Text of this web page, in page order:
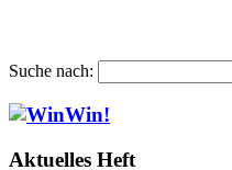
Suche nach:
Aktuelles Heft